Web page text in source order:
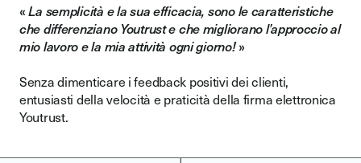
«La semplicità e la sua efficacia, sono le caratteristiche
che differenziano Youtrust e che migliorano l’approccio al
mio lavoro e la mia attività ogni giorno!»
Senza dimenticare i feedback positivi dei clienti,
entusiasti della velocità e praticità della firma elettronica
Youtrust.